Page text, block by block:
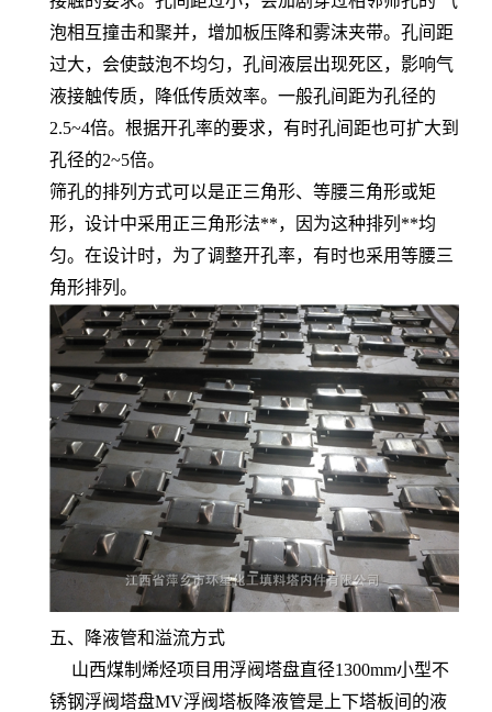
泡相互撞击和聚并，增加板压降和雾沫夹带。孔间距
过大，会使鼓泡不均匀，孔间液层出现死区，影响气
液接触传质，降低传质效率。一般孔间距为孔径的
2.5~4倍。根据开孔率的要求，有时孔间距也可扩大到
孔径的2~5倍。
筛孔的排列方式可以是正三角形、等腰三角形或矩
形，设计中采用正三角形法**，因为这种排列**均
匀。在设计时，为了调整开孔率，有时也采用等腰三
角形排列。
五、降液管和溢流方式
山西煤制烯烃项目用浮阀塔盘直径1300mm小型不
锈钢浮阀塔盘MV浮阀塔板降液管是上下塔板间的液